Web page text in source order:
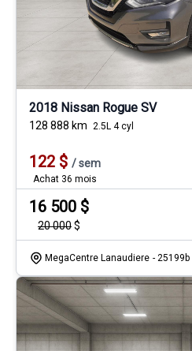
2018 Nissan Rogue SV
128 888 km 2.5L 4 cyl
122 $ /sem
Achat 36 mois
16 500 $
20 000$
MegaCentre Lanaudiere - 25199b